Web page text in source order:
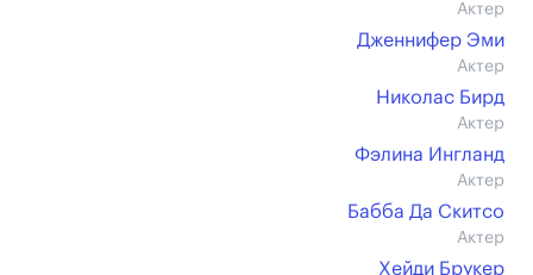
Актер
Дженнифер Эми
Актер
Николас Бирд
Актер
Фэлина Ингланд
Актер
Бабба Да Скитсо
Актер
Хейди Брукер